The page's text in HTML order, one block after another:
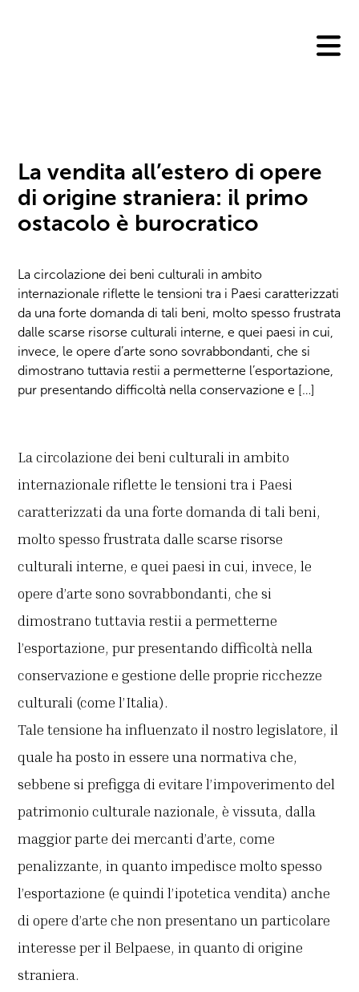
La vendita all’estero di opere
di origine straniera: il primo
ostacolo è burocratico
La circolazione dei beni culturali in ambito
internazionale riflette le tensioni tra i Paesi caratterizzati
da una forte domanda di tali beni, molto spesso frustrata
dalle scarse risorse culturali interne, e quei paesi in cui,
invece, le opere d’arte sono sovrabbondanti, che si
dimostrano tuttavia restii a permetterne l’esportazione,
pur presentando difficoltà nella conservazione e […]
La circolazione dei beni culturali in ambito
internazionale riflette le tensioni tra i Paesi
caratterizzati da una forte domanda di tali beni,
molto spesso frustrata dalle scarse risorse
culturali interne, e quei paesi in cui, invece, le
opere d’arte sono sovrabbondanti, che si
dimostrano tuttavia restii a permetterne
l’esportazione, pur presentando difficoltà nella
conservazione e gestione delle proprie ricchezze
culturali (come l’Italia).
Tale tensione ha influenzato il nostro legislatore, il
quale ha posto in essere una normativa che,
sebbene si prefigga di evitare l’impoverimento del
patrimonio culturale nazionale, è vissuta, dalla
maggior parte dei mercanti d’arte, come
penalizzante, in quanto impedisce molto spesso
l’esportazione (e quindi l’ipotetica vendita) anche
di opere d’arte che non presentano un particolare
interesse per il Belpaese, in quanto di origine
straniera.